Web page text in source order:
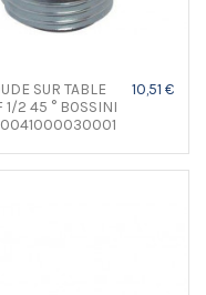
SUR TABLE
1/2 45 ° BOSSINI
10,51 €